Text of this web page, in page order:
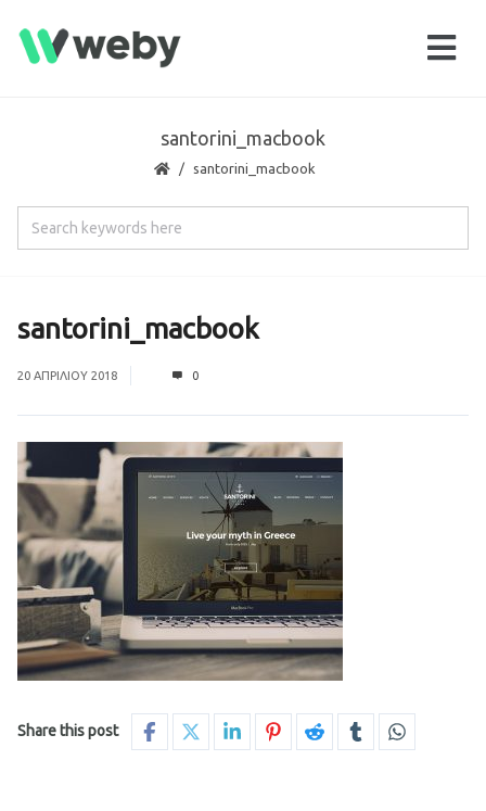
santorini_macbook
santorini_macbook
santorini_macbook
20 ΑΠΡΙΛΊΟΥ 2018 0
Share this post